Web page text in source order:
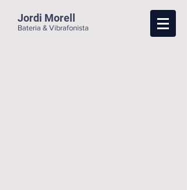
Jordi Morell
Bateria & Vibrafonista